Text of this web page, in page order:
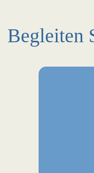
Begleiten